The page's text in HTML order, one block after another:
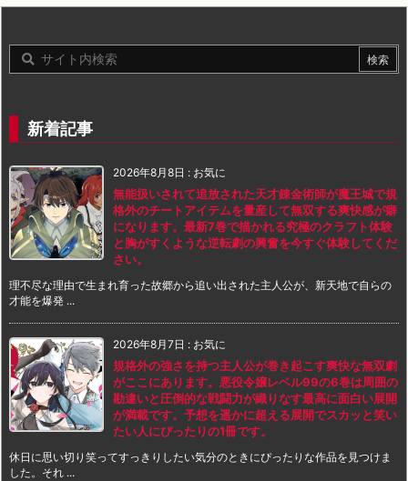
新着記事
2026年8月8日 : お気に
無能扱いされて追放された天才錬金術師が魔王城で規
格外のチートアイテムを量産して無双する爽快感が癖
になります。最新7巻で描かれる究極のクラフト体験
と胸がすくような逆転劇の興奮を今すぐ体験してくだ
さい。
理不尽な理由で生まれ育った故郷から追い出された主人公が、新天地で自らの
才能を爆発 ...
2026年8月7日 : お気に
規格外の強さを持つ主人公が巻き起こす爽快な無双劇
がここにあります。悪役令嬢レベル99の6巻は周囲の
勘違いと圧倒的な戦闘力が織りなす最高に面白い展開
が満載です。予想を遥かに超える展開でスカッと笑い
たい人にぴったりの1冊です。
休日に思い切り笑ってすっきりしたい気分のときにぴったりな作品を見つけま
した。それ ...